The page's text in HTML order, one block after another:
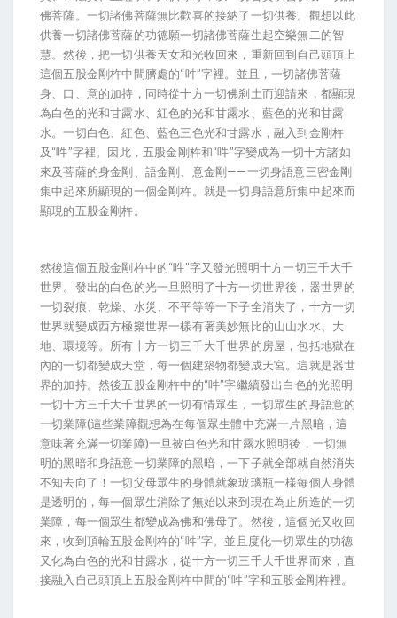
佛菩薩。一切諸佛菩薩無比歡喜的接納了一切供養。觀想以此
供養一切諸佛菩薩的功德願一切諸佛菩薩生起空樂無二的智
慧。然後，把一切供養天女和光收回來，重新回到自己頭頂上
這個五股金剛杵中間臍處的“吽”字裡。並且，一切諸佛菩薩
身、口、意的加持，同時從十方一切佛刹土而迎請來，都顯現
為白色的光和甘露水、紅色的光和甘露水、藍色的光和甘露
水。一切白色、紅色、藍色三色光和甘露水，融入到金剛杵
及“吽”字裡。因此，五股金剛杵和“吽”字變成為一切十方諸如
來及菩薩的身金剛、語金剛、意金剛——一切身語意三密金剛
集中起來所顯現的一個金剛杵。就是一切身語意所集中起來而
顯現的五股金剛杵。
然後這個五股金剛杵中的“吽”字又發光照明十方一切三千大千
世界。發出的白色的光一旦照明了十方一切世界後，器世界的
一切裂痕、乾燥、水災、不平等等一下子全消失了，十方一切
世界就變成西方極樂世界一樣有著美妙無比的山山水水、大
地、環境等。所有十方一切三千大千世界的房屋，包括地獄在
內的一切都變成天堂，每一個建築物都變成天宮。這就是器世
界的加持。然後五股金剛杵中的“吽”字繼續發出白色的光照明
一切十方三千大千世界的一切有情眾生，一切眾生的身語意的
一切業障(這些業障觀想為在每個眾生體中充滿一片黑暗，這
意味著充滿一切業障)一旦被白色光和甘露水照明後，一切無
明的黑暗和身語意一切業障的黑暗，一下子就全部就自然消失
不知去向了！一切父母眾生的身體就象玻璃瓶一樣每個人身體
是透明的，每一個眾生消除了無始以來到現在為止所造的一切
業障，每一個眾生都變成為佛和佛母了。然後，這個光又收回
來，收到頂輪五股金剛杵的“吽”字。並且度化一切眾生的功德
又化為白色的光和甘露水，從十方一切三千大千世界而來，直
接融入自己頭頂上五股金剛杵中間的“吽”字和五股金剛杵裡。